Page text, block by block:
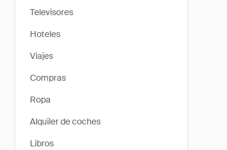
Televisores
Hoteles
Viajes
Compras
Ropa
Alquiler de coches
Libros